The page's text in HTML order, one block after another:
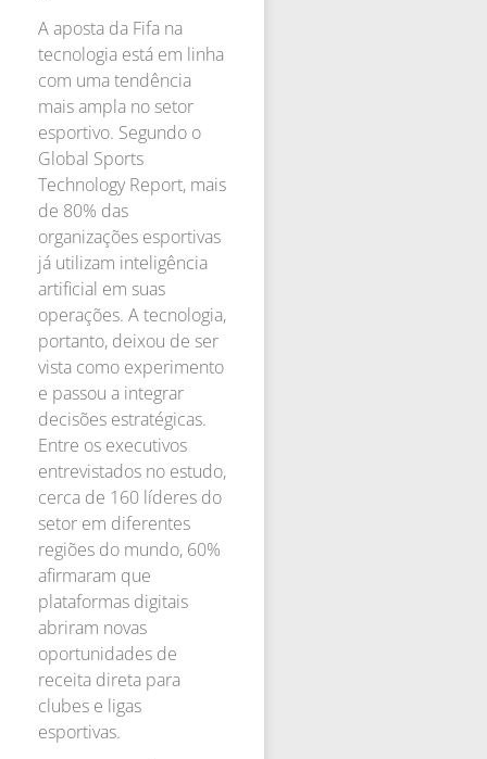
A aposta da Fifa na
tecnologia está em linha
com uma tendência
mais ampla no setor
esportivo. Segundo o
Global Sports
Technology Report, mais
de 80% das
organizações esportivas
já utilizam inteligência
artificial em suas
operações. A tecnologia,
portanto, deixou de ser
vista como experimento
e passou a integrar
decisões estratégicas.
Entre os executivos
entrevistados no estudo,
cerca de 160 líderes do
setor em diferentes
regiões do mundo, 60%
afirmaram que
plataformas digitais
abriram novas
oportunidades de
receita direta para
clubes e ligas
esportivas.